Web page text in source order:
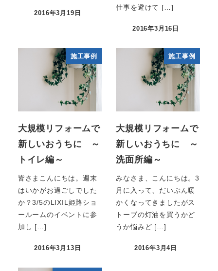
2016年3月19日
仕事を避けて […]
2016年3月16日
施工事例
大規模リフォームで
新しいおうちに ～
トイレ編～
皆さまこんにちは。週末
はいかがお過ごしでした
か？3/5のLIXIL姫路ショ
ールームのイベントに参
加し […]
2016年3月13日
施工事例
大規模リフォームで
新しいおうちに ～
洗面所編～
みなさま、こんにちは。3
月に入って、だいぶん暖
かくなってきましたがス
トーブの灯油を買うかど
うか悩みど […]
2016年3月4日